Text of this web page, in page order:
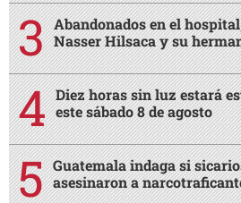
Abandonados en el
Nasser Hilsaca y su
Diez horas sin luz estará
este sábado 8 de agosto
Guatemala indaga si
asesinaron a